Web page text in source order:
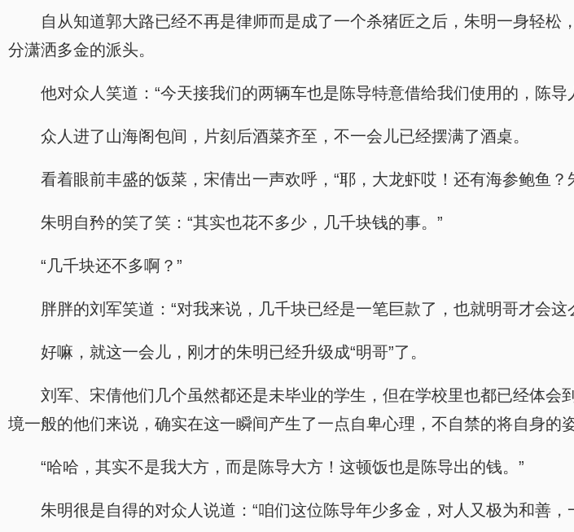
自从知道郭大路已经不再是律师而是成了一个杀猪匠之后，朱明一身轻
分潇洒多金的派头。
他对众人笑道：“今天接我们的两辆车也是陈导特意借给我们使用的，陈导
众人进了山海阁包间，片刻后酒菜齐至，不一会儿已经摆满了酒桌。
看着眼前丰盛的饭菜，宋倩出一声欢呼，“耶，大龙虾哎！还有海参鲍鱼？
朱明自矜的笑了笑：“其实也花不多少，几千块钱的事。”
“几千块还不多啊？”
胖胖的刘军笑道：“对我来说，几千块已经是一笔巨款了，也就明哥才会这
好嘛，就这一会儿，刚才的朱明已经升级成“明哥”了。
刘军、宋倩他们几个虽然都还是未毕业的学生，但在学校里也都已经体
境一般的他们来说，确实在这一瞬间产生了一点自卑心理，不自禁的将自身的
“哈哈，其实不是我大方，而是陈导大方！这顿饭也是陈导出的钱。”
朱明很是自得的对众人说道：“咱们这位陈导年少多金，对人又极为和善